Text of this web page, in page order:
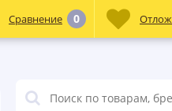
Сравнение 0